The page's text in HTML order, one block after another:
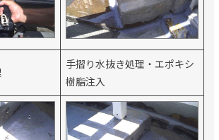
手摺り水抜き処理・エポキシ
樹脂注入